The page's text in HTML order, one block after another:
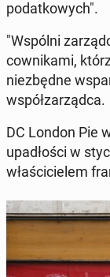
po­dat­ko­wych".
"Wspólni
cow­ni­ka­mi,
nie­zbęd­ne
współ­za­rząd­ca.
DC London Pie
upa­dło­ści w
wła­ści­cie­lem